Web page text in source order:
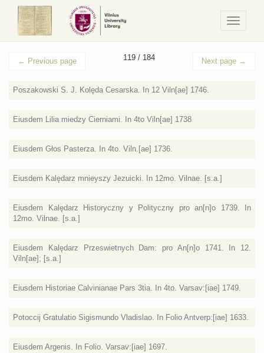
/
Meniu
← Previous page 119 / 184 Next page →
Poszakowski S. J. Kolęda Cesarska. In 12 Viln[ae] 1746.
Eiusdem Lilia miedzy Cierniami. In 4to Viln[ae] 1738
Eiusdem Głos Pasterza. In 4to. Viln.[ae] 1736.
Eiusdem Kalędarz mnieyszy Jezuicki. In 12mo. Vilnae. [s.a.]
Eiusdem Kalędarz Historyczny y Polityczny pro an[n]o 1739. In
12mo. Vilnae. [s.a.]
Eiusdem Kalędarz Przeswietnych Dam: pro An[n]o 1741. In 12.
Viln[ae]; [s.a.]
Eiusdem Historiae Calvinianae Pars 3tia. In 4to. Varsav:[iae] 1749.
Potoccij Gratulatio Sigismundo Vladislao. In Folio Antverp:[iae] 1633.
Eiusdem Argenis. In Folio. Varsav:[iae] 1697.